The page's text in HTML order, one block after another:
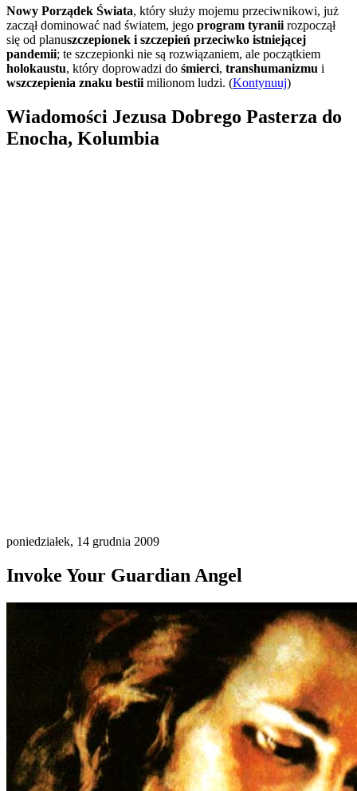
Nowy Porządek Świata, który służy mojemu przeciwnikowi, już
zaczął dominować nad światem, jego program tyranii rozpoczął
się od planuszczepionek i szczepień przeciwko istniejącej
pandemii; te szczepionki nie są rozwiązaniem, ale początkiem
holokaustu, który doprowadzi do śmierci, transhumanizmu i
wszczepienia znaku bestii milionom ludzi. (Kontynuuj)
Wiadomości Jezusa Dobrego Pasterza do
Enocha, Kolumbia
poniedziałek, 14 grudnia 2009
Invoke Your Guardian Angel